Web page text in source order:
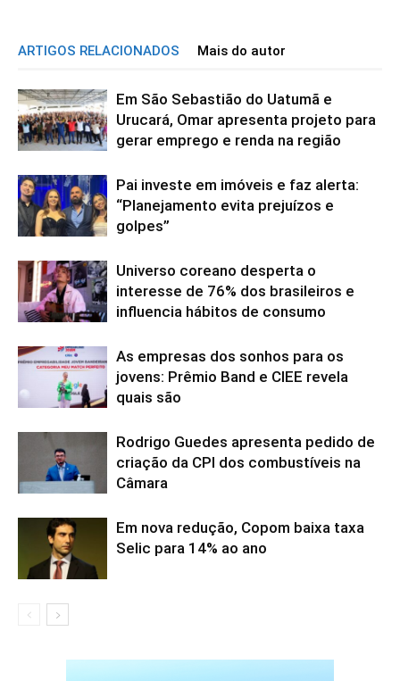
ARTIGOS RELACIONADOS Mais do autor
Em São Sebastião do Uatumã e
Urucará, Omar apresenta projeto para
gerar emprego e renda na região
Pai investe em imóveis e faz alerta:
“Planejamento evita prejuízos e
golpes”
Universo coreano desperta o
interesse de 76% dos brasileiros e
influencia hábitos de consumo
As empresas dos sonhos para os
jovens: Prêmio Band e CIEE revela
quais são
Rodrigo Guedes apresenta pedido de
criação da CPI dos combustíveis na
Câmara
Em nova redução, Copom baixa taxa
Selic para 14% ao ano